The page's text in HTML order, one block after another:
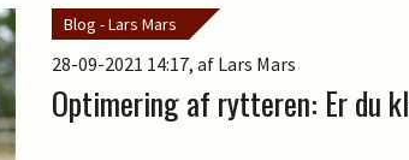
Blog - Lars Mars
28-09-2021 14:17, af Lars Mars
Optimering af rytteren: Er du